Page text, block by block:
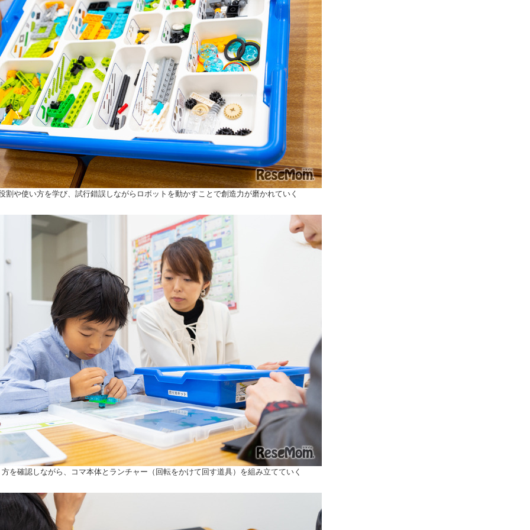
割や使い方を学び、試行錯誤しながらロボットを動かすことで創造力が磨かれていく
を確認しながら、コマ本体とランチャー（回転をかけて回す道具）を組み立てていく